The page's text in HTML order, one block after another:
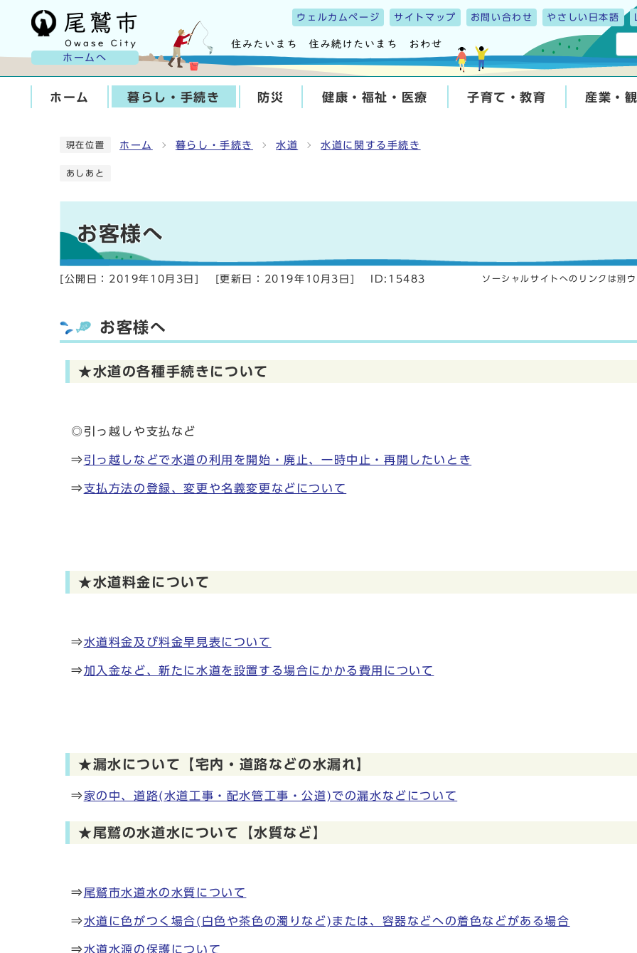
ホームへ
ウェルカムページ サイトマップ お問い合わせ やさしい日本語
ホーム 暮らし・手続き 防災 健康・福祉・医療 子育て・教育 産業・
現在位置 ホーム 暮らし・手続き 水道 水道に関する手続き
あしあと
お客様へ
[公開日： 2019年10月3日 [更新日： 2019年10月3日 ID:15483 ソーシャルサイトへのリンクは別
お客様へ
★水道の各種手続きについて
◎引っ越しや支払など
⇒引っ越しなどで水道の利用を開始・廃止、一時中止・再開したいとき
⇒支払方法の登録、変更や名義変更などについて
★水道料金について
⇒水道料金及び料金早見表について
⇒加入金など、新たに水道を設置する場合にかかる費用について
★漏水について【宅内・道路などの水漏れ】
⇒家の中、道路(水道工事・配水管工事・公道)での漏水などについて
★尾鷲の水道水について【水質など】
⇒尾鷲市水道水の水質について
⇒水道に色がつく場合(白色や茶色の濁りなど)または、容器などへの着色などがある場合
⇒水道水源の保護について